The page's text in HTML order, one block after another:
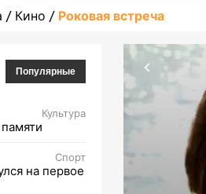
Кино Роковая встреча
Популярные
Культура
Спорт
на первое